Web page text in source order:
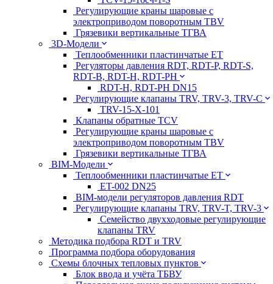
Регулирующие краны шаровые с
электроприводом поворотным TBV
Грязевики вертикальные ТГВА
3D-Модели
Теплообменники пластинчатые ЕТ
Регуляторы давления RDT, RDT-P, RDT-S,
RDT-B, RDT-H, RDT-PH
RDT-H, RDT-PH DN15
Регулирующие клапаны TRV, TRV-3, TRV-C
TRV-15-X-101
Клапаны обратные TCV
Регулирующие краны шаровые с
электроприводом поворотным TBV
Грязевики вертикальные ТГВА
BIM-Модели
Теплообменники пластинчатые ЕТ
ET-002 DN25
BIM-модели регуляторов давления RDT
Регулирующие клапаны TRV, TRV-T, TRV-3
Семейство двухходовые регулирующие
клапаны TRV
Методика подбора RDT и TRV
Программа подбора оборудования
Схемы блочных тепловых пунктов
Блок ввода и учёта ТБВУ